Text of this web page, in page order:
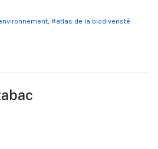
atlas de la biodiveristé